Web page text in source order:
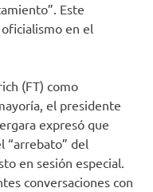
Este
en el
(FT) como
el presidente
expresó que
“arrebato” del
en sesión especial.
conversaciones con